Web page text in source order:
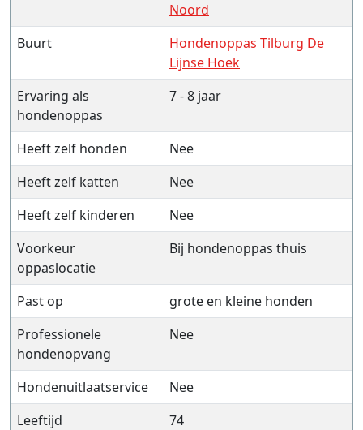
Noord
Buurt
Hondenoppas Tilburg De
Lijnse Hoek
Ervaring als
hondenoppas
7 - 8 jaar
Heeft zelf honden
Nee
Heeft zelf katten
Nee
Heeft zelf kinderen
Nee
Voorkeur
oppaslocatie
Bij hondenoppas thuis
Past op
grote en kleine honden
Professionele
hondenopvang
Nee
Hondenuitlaatservice
Nee
Leeftijd
74